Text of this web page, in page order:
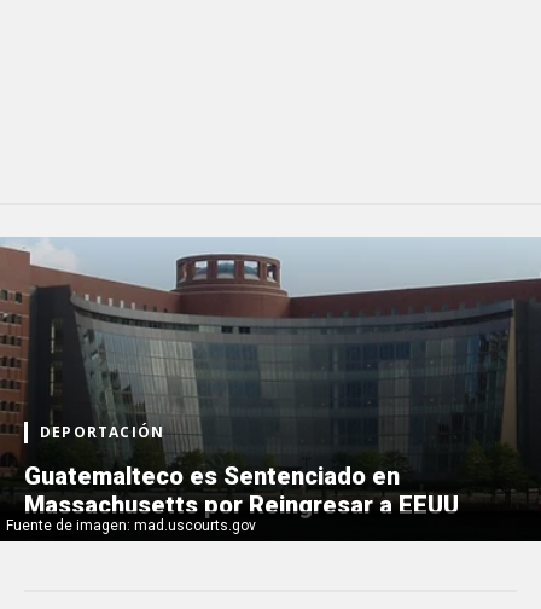
Fuente de imagen: mad.uscourts.gov
DEPORTACIÓN
Guatemalteco es Sentenciado en
Massachusetts por Reingresar a EEUU